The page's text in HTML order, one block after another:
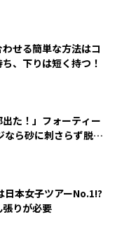
せる簡単な方法はコ
、下りは短く持つ！
出た！」フォーティー
なら砂に刺さらず脱出
日本女子ツアーNo.1!?
りが必要